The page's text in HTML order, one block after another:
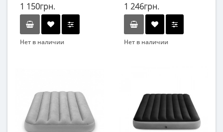
1 150грн.
Нет в наличии
Возраст
от 3 лет
Материал
1 246грн.
Нет в наличии
Материал
ПВХ